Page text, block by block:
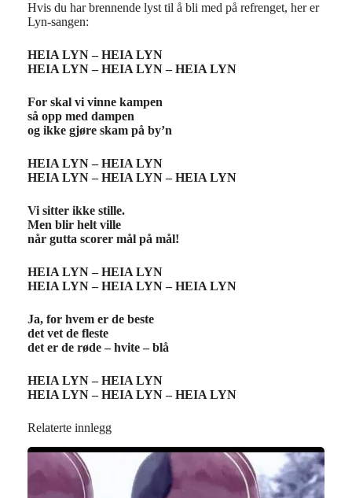
Hvis du har brennende lyst til å bli med på refrenget, her er
Lyn-sangen:
HEIA LYN – HEIA LYN
HEIA LYN – HEIA LYN – HEIA LYN
For skal vi vinne kampen
så opp med dampen
og ikke gjøre skam på by’n
HEIA LYN – HEIA LYN
HEIA LYN – HEIA LYN – HEIA LYN
Vi sitter ikke stille.
Men blir helt ville
når gutta scorer mål på mål!
HEIA LYN – HEIA LYN
HEIA LYN – HEIA LYN – HEIA LYN
Ja, for hvem er de beste
det vet de fleste
det er de røde – hvite – blå
HEIA LYN – HEIA LYN
HEIA LYN – HEIA LYN – HEIA LYN
Relaterte innlegg